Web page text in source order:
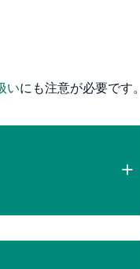
いにも注意が必要です。